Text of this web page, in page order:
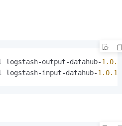
output-datahub-1.0.10
input-datahub-1.0.10